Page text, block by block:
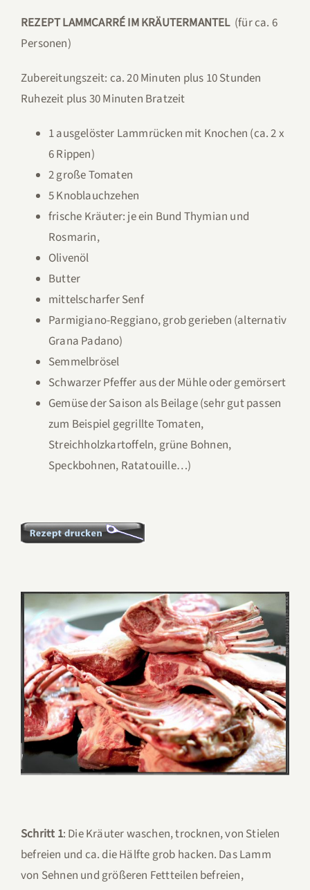
REZEPT LAMMCARRÉ IM KRÄUTERMANTEL (für ca. 6
Personen)
Zubereitungszeit: ca. 20 Minuten plus 10 Stunden
Ruhezeit plus 30 Minuten Bratzeit
1 ausgelöster Lammrücken mit Knochen (ca. 2 x
6 Rippen)
2 große Tomaten
5 Knoblauchzehen
frische Kräuter: je ein Bund Thymian und
Rosmarin,
Olivenöl
Butter
mittelscharfer Senf
Parmigiano-Reggiano, grob gerieben (alternativ
Grana Padano)
Semmelbrösel
Schwarzer Pfeffer aus der Mühle oder gemörsert
Gemüse der Saison als Beilage (sehr gut passen
zum Beispiel gegrillte Tomaten,
Streichholzkartoffeln, grüne Bohnen,
Speckbohnen, Ratatouille…)
Schritt 1: Die Kräuter waschen, trocknen, von Stielen
befreien und ca. die Hälfte grob hacken. Das Lamm
von Sehnen und größeren Fettteilen befreien,